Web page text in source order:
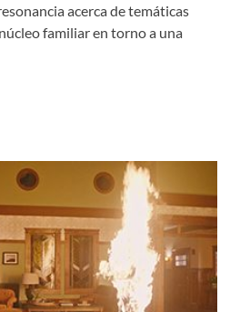
acerca de temáticas
familiar en torno a una